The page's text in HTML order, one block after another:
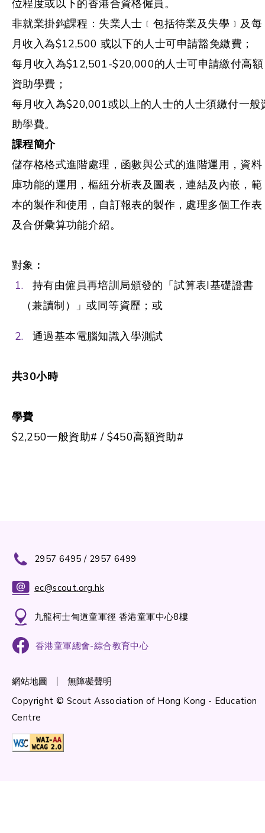
位程度或以下的香港合資格僱員。
非就業掛鈎課程：失業人士﹝包括待業及失學﹞及每
月收入為$12,500 或以下的人士可申請豁免繳費；
每月收入為$12,501-$20,000的人士可申請繳付高額
資助學費；
每月收入為$20,001或以上的人士的人士須繳付一般
助學費。
課程簡介
儲存格格式進階處理，函數與公式的進階運用，資料
庫功能的運用，樞紐分析表及圖表，連結及內嵌，範
本的製作和使用，自訂報表的製作，處理多個工作表
及合併彙算功能介紹。
對象︰
持有由僱員再培訓局頒發的「試算表I基礎證書
（兼讀制）」或同等資歷；或
通過基本電腦知識入學測試
共30小時
學費
$2,250一般資助# / $450高額資助#
2957 6495 / 2957 6499
ec@scout.org.hk
九龍柯士甸道童軍徑 香港童軍中心8樓
香港童軍總會-綜合教育中心
網站地圖
無障礙聲明
Copyright © Scout Association of Hong Kong - Education
Centre